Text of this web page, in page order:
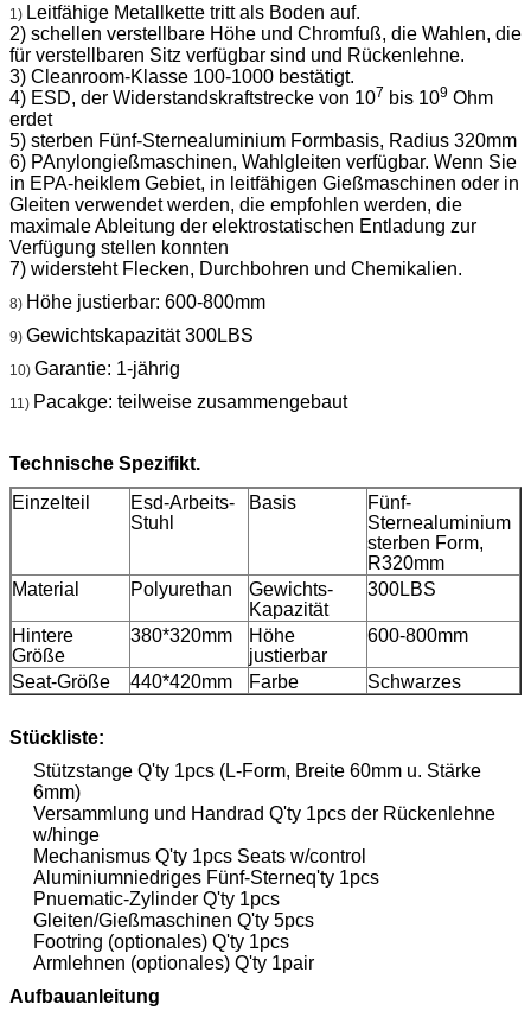
1) Leitfähige Metallkette tritt als Boden auf.
2) schellen verstellbare Höhe und Chromfuß, die Wahlen, die
für verstellbaren Sitz verfügbar sind und Rückenlehne.
3) Cleanroom-Klasse 100-1000 bestätigt.
4) ESD, der Widerstandskraftstrecke von 107 bis 109 Ohm
erdet
5) sterben Fünf-Sternealuminium Formbasis, Radius 320mm
6) PAnylongießmaschinen, Wahlgleiten verfügbar. Wenn Sie
in EPA-heiklem Gebiet, in leitfähigen Gießmaschinen oder in
Gleiten verwendet werden, die empfohlen werden, die
maximale Ableitung der elektrostatischen Entladung zur
Verfügung stellen konnten
7) widersteht Flecken, Durchbohren und Chemikalien.
8) Höhe justierbar: 600-800mm
9) Gewichtskapazität 300LBS
10) Garantie: 1-jährig
11) Pacakge: teilweise zusammengebaut
Technische Spezifikt.
Einzelteil
Esd-Arbeits-
Stuhl
Basis
Fünf-
Sternealuminium
sterben Form,
R320mm
Material
Polyurethan
Gewichts-
Kapazität
300LBS
Hintere
Größe
380*320mm
Höhe
justierbar
600-800mm
Seat-Größe 440*420mm Farbe Schwarzes
Stückliste:
Stützstange Q'ty 1pcs (L-Form, Breite 60mm u. Stärke
6mm)
Versammlung und Handrad Q'ty 1pcs der Rückenlehne
w/hinge
Mechanismus Q'ty 1pcs Seats w/control
Aluminiumniedriges Fünf-Sterneq'ty 1pcs
Pnuematic-Zylinder Q'ty 1pcs
Gleiten/Gießmaschinen Q'ty 5pcs
Footring (optionales) Q'ty 1pcs
Armlehnen (optionales) Q'ty 1pair
Aufbauanleitung